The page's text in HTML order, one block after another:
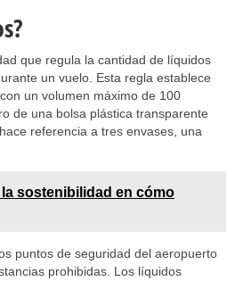
que regula la cantidad de líquidos
un vuelo. Esta regla establece
un volumen máximo de 100
de una bolsa plástica transparente
referencia a tres envases, una
sostenibilidad en cómo
puntos de seguridad del aeropuerto
prohibidas. Los líquidos